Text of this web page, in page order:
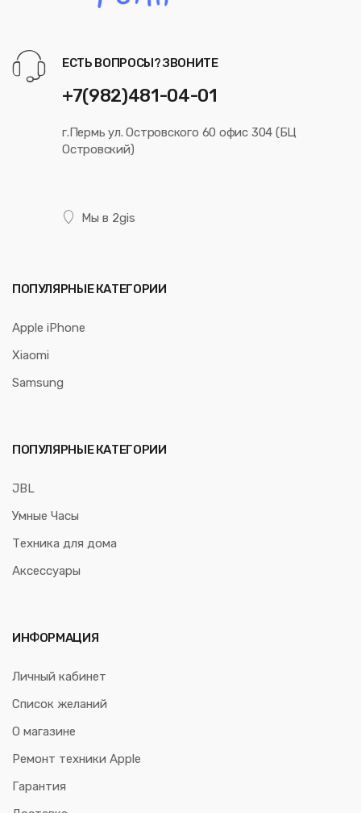
ЕСТЬ ВОПРОСЫ? ЗВОНИТЕ
+7(982)481-04-01
г.Пермь ул. Островского 60 офис 304 (БЦ
Островский)
Мы в 2gis
ПОПУЛЯРНЫЕ КАТЕГОРИИ
Apple iPhone
Xiaomi
Samsung
ПОПУЛЯРНЫЕ КАТЕГОРИИ
JBL
Умные Часы
Техника для дома
Аксессуары
ИНФОРМАЦИЯ
Личный кабинет
Список желаний
О магазине
Ремонт техники Apple
Гарантия